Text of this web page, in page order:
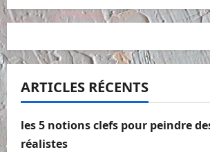
ARTICLES RÉCENTS
les 5 notions clefs pour peindre
réalistes